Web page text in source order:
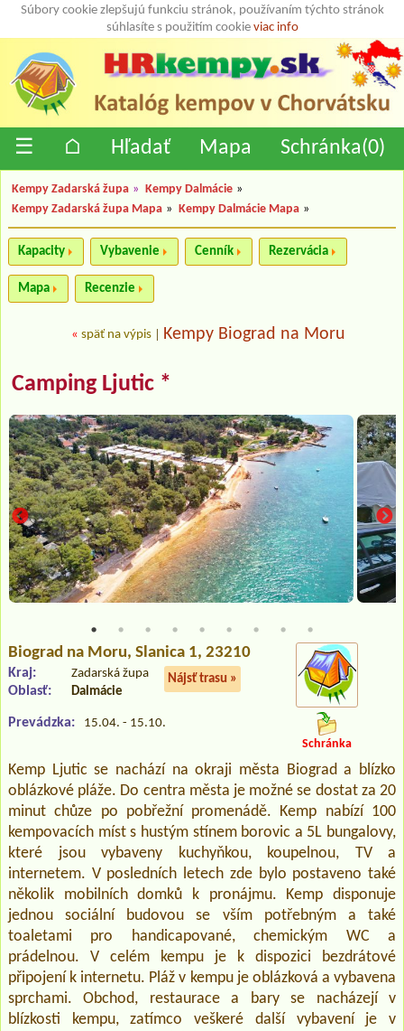
Súbory cookie zlepšujú funkciu stránok, používaním týchto stránok
súhlasíte s použitím cookie viac info
☰ ⌂ Hľadať Mapa Schránka(0)
Kempy Zadarská župa » Kempy Dalmácie »
Kempy Zadarská župa Mapa » Kempy Dalmácie Mapa »
Kapacity Vybavenie Cenník Rezervácia
Mapa Recenzie
« späť na výpis Kempy Biograd na Moru
Camping Ljutic *
Biograd na Moru, Slanica 1, 23210
Nájsť trasu »
Kraj: Zadarská župa
Oblasť: Dalmácie
Prevádzka:
15.04. - 15.10.
Schránka
Kemp Ljutic se nachází na okraji města Biograd a blízko
oblázkové pláže. Do centra města je možné se dostat za 20
minut chůze po pobřežní promenádě. Kemp nabízí 100
kempovacích míst s hustým stínem borovic a 5L bungalovy,
které jsou vybaveny kuchyňkou, koupelnou, TV a
internetem. V posledních letech zde bylo postaveno také
několik mobilních domků k pronájmu. Kemp disponuje
jednou sociální budovou se vším potřebným a také
toaletami pro handicapované, chemickým WC a
prádelnou. V celém kempu je k dispozici bezdrátové
připojení k internetu. Pláž v kempu je oblázková a vybavena
sprchami. Obchod, restaurace a bary se nacházejí v
blízkosti kempu, zatímco veškeré další vybavení je v